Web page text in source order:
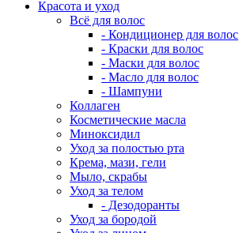
Красота и уход
Всё для волос
- Кондиционер для волос
- Краски для волос
- Маски для волос
- Масло для волос
- Шампуни
Коллаген
Косметические масла
Миноксидил
Уход за полостью рта
Крема, мази, гели
Мыло, скрабы
Уход за телом
- Дезодоранты
Уход за бородой